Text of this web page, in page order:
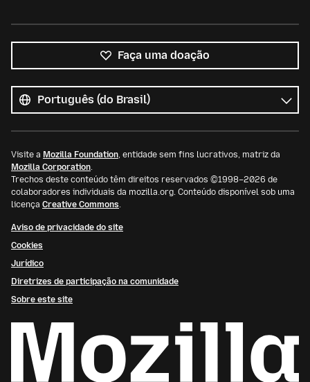
Faça uma doação
os
idiomas
Idioma
Visite a Mozilla Foundation, entidade sem fins lucrativos, matriz da
Mozilla Corporation.
Trechos deste conteúdo têm direitos reservados ©1998–2026 de
colaboradores individuais da mozilla.org. Conteúdo disponível sob uma
licença Creative Commons.
Aviso de privacidade do site
Cookies
Jurídico
Diretrizes de participação na comunidade
Sobre este site